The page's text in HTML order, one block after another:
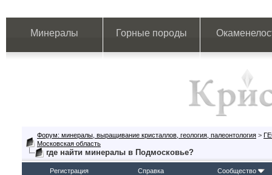
Минералы Горные породы
Форум: минералы, выращивание кристаллов, геология, палеонтология >
Московская область
где найти минералы в Подмосковье?
Регистрация Справка Сообщество